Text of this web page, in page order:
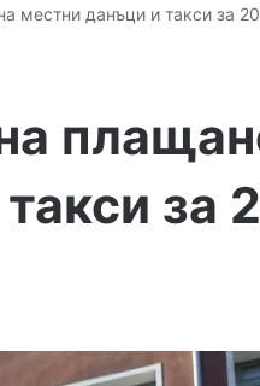
местни данъци и такси за
за